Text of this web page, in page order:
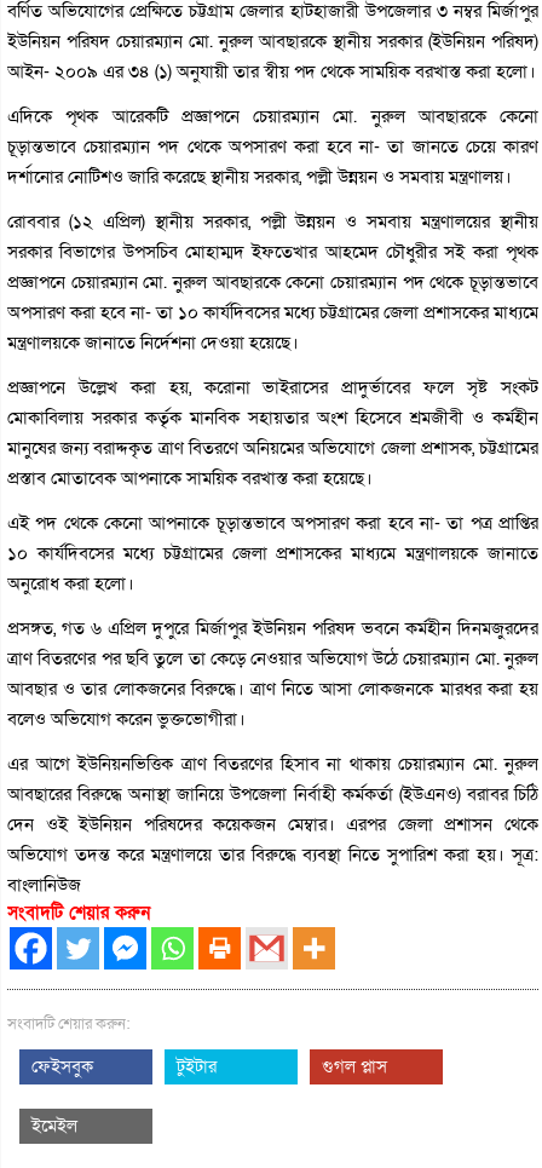
বর্ণিত অভিযোগের প্রেক্ষিতে চট্টগ্রাম জেলার হাটহাজারী উপজেলার ৩ নম্বর মির্জাপুর
ইউনিয়ন পরিষদ চেয়ারম্যান মো. নুরুল আবছারকে স্থানীয় সরকার (ইউনিয়ন পরিষদ)
আইন- ২০০৯ এর ৩৪ (১) অনুযায়ী তার স্বীয় পদ থেকে সাময়িক বরখাস্ত করা হলো।
এদিকে পৃথক আরেকটি প্রজ্ঞাপনে চেয়ারম্যান মো. নুরুল আবছারকে কেনো
চূড়ান্তভাবে চেয়ারম্যান পদ থেকে অপসারণ করা হবে না- তা জানতে চেয়ে কারণ
দর্শানোর নোটিশও জারি করেছে স্থানীয় সরকার, পল্লী উন্নয়ন ও সমবায় মন্ত্রণালয়।
রোববার (১২ এপ্রিল) স্থানীয় সরকার, পল্লী উন্নয়ন ও সমবায় মন্ত্রণালয়ের স্থানীয়
সরকার বিভাগের উপসচিব মোহাম্মদ ইফতেখার আহমেদ চৌধুরীর সই করা পৃথক
প্রজ্ঞাপনে চেয়ারম্যান মো. নুরুল আবছারকে কেনো চেয়ারম্যান পদ থেকে চূড়ান্তভাবে
অপসারণ করা হবে না- তা ১০ কার্যদিবসের মধ্যে চট্টগ্রামের জেলা প্রশাসকের মাধ্যমে
মন্ত্রণালয়কে জানাতে নির্দেশনা দেওয়া হয়েছে।
প্রজ্ঞাপনে উল্লেখ করা হয়, করোনা ভাইরাসের প্রাদুর্ভাবের ফলে সৃষ্ট সংকট
মোকাবিলায় সরকার কর্তৃক মানবিক সহায়তার অংশ হিসেবে শ্রমজীবী ও কর্মহীন
মানুষের জন্য বরাদ্দকৃত ত্রাণ বিতরণে অনিয়মের অভিযোগে জেলা প্রশাসক, চট্টগ্রামের
প্রস্তাব মোতাবেক আপনাকে সাময়িক বরখাস্ত করা হয়েছে।
এই পদ থেকে কেনো আপনাকে চূড়ান্তভাবে অপসারণ করা হবে না- তা পত্র প্রাপ্তির
১০ কার্যদিবসের মধ্যে চট্টগ্রামের জেলা প্রশাসকের মাধ্যমে মন্ত্রণালয়কে জানাতে
অনুরোধ করা হলো।
প্রসঙ্গত, গত ৬ এপ্রিল দুপুরে মির্জাপুর ইউনিয়ন পরিষদ ভবনে কর্মহীন দিনমজুরদের
ত্রাণ বিতরণের পর ছবি তুলে তা কেড়ে নেওয়ার অভিযোগ উঠে চেয়ারম্যান মো. নুরুল
আবছার ও তার লোকজনের বিরুদ্ধে। ত্রাণ নিতে আসা লোকজনকে মারধর করা হয়
বলেও অভিযোগ করেন ভুক্তভোগীরা।
এর আগে ইউনিয়নভিত্তিক ত্রাণ বিতরণের হিসাব না থাকায় চেয়ারম্যান মো. নুরুল
আবছারের বিরুদ্ধে অনাস্থা জানিয়ে উপজেলা নির্বাহী কর্মকর্তা (ইউএনও) বরাবর চিঠি
দেন ওই ইউনিয়ন পরিষদের কয়েকজন মেম্বার। এরপর জেলা প্রশাসন থেকে
অভিযোগ তদন্ত করে মন্ত্রণালয়ে তার বিরুদ্ধে ব্যবস্থা নিতে সুপারিশ করা হয়। সূত্র:
বাংলানিউজ
সংবাদটি শেয়ার করুন
সংবাদটি শেয়ার করুন:
ফেইসবুক টুইটার গুগল প্লাস
ইমেইল